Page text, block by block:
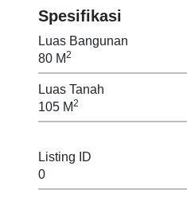
Spesifikasi
Luas Bangunan
80 M2
Luas Tanah
105 M2
Listing ID
0